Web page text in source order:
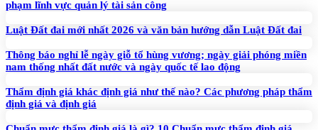
phạm lĩnh vực quản lý tài sản công
Luật Đất đai mới nhất 2026 và văn bản hướng dẫn Luật Đất đai
Thông báo nghỉ lễ ngày giỗ tổ hùng vương; ngày giải phóng miền
nam thống nhất đất nước và ngày quốc tế lao động
Thẩm định giá khác định giá như thế nào? Các phương pháp thẩm
định giá và định giá